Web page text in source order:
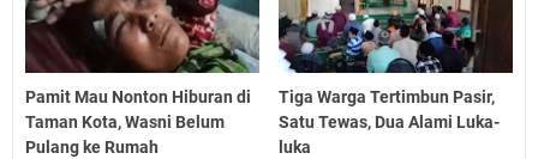
Pamit Mau Nonton Hiburan di
Taman Kota, Wasni Belum
Pulang ke Rumah
Tiga Warga Tertimbun Pasir,
Satu Tewas, Dua Alami Luka-
luka